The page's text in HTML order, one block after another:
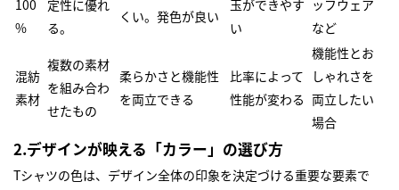
100
%
定性に優れ
る。
くい。発色が良い
玉ができやす
い
ッフウェア
など
混紡
素材
複数の素材
を組み合わ
せたもの
柔らかさと機能性
を両立できる
比率によって
性能が変わる
機能性とお
しゃれさを
両立したい
場合
2.デザインが映える「カラー」の選び方
Tシャツの色は、デザイン全体の印象を決定づける重要な要素で